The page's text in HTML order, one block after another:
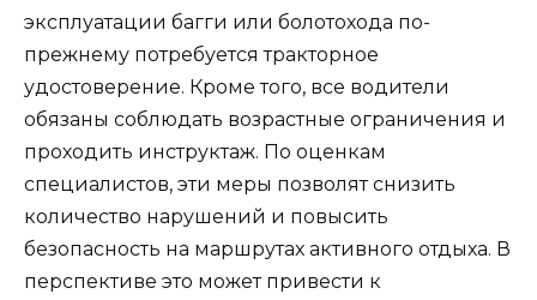
эксплуатации багги или болотохода по-
прежнему потребуется тракторное
удостоверение. Кроме того, все водители
обязаны соблюдать возрастные ограничения и
проходить инструктаж. По оценкам
специалистов, эти меры позволят снизить
количество нарушений и повысить
безопасность на маршрутах активного отдыха. В
перспективе это может привести к